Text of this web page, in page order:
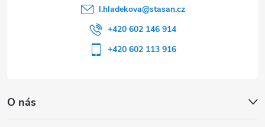
O nás
l.hladekova@stasan.cz
+420 602 146 914
+420 602 113 916